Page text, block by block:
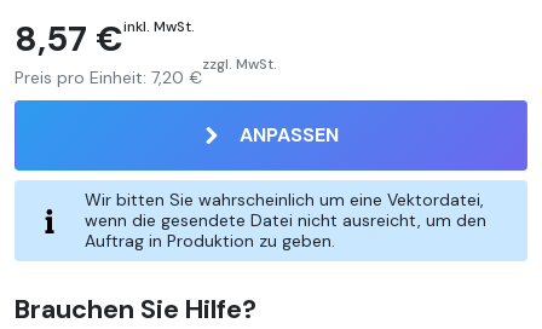
8,57 €inkl. MwSt.
Preis pro Einheit: 7,20 €
zzgl. MwSt.
ANPASSEN
Wir bitten Sie wahrscheinlich um eine Vektordatei,
wenn die gesendete Datei nicht ausreicht, um den
Auftrag in Produktion zu geben.
Brauchen Sie Hilfe?